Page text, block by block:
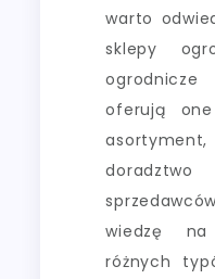
warto
sklepy
ogrodnicze
oferują
wiedzę
różnych